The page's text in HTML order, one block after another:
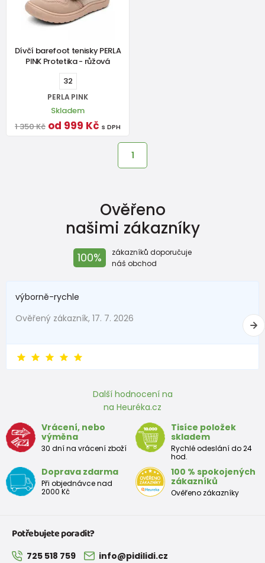
Dívčí barefoot tenisky PERLA
PINK Protetika - růžová
32
PERLA PINK
Skladem
1 350 Kč od 999 Kč s DPH
1
Ověřeno
našimi zákazníky
100%
zákazníků doporučuje
náš obchod
výborně-rychle
Ověřený zákazník, 17. 7. 2026
Další hodnocení na
na Heuréka.cz
Vrácení, nebo
výměna
30 dní na vrácení zboží
Tisíce položek
skladem
Rychlé odeslání do 24
hod.
Doprava zdarma
Při objednávce nad
2000 Kč
100 % spokojených
zákazníků
Ověřeno zákazníky
Potřebujete poradit?
725 518 759 info@pidilidi.cz